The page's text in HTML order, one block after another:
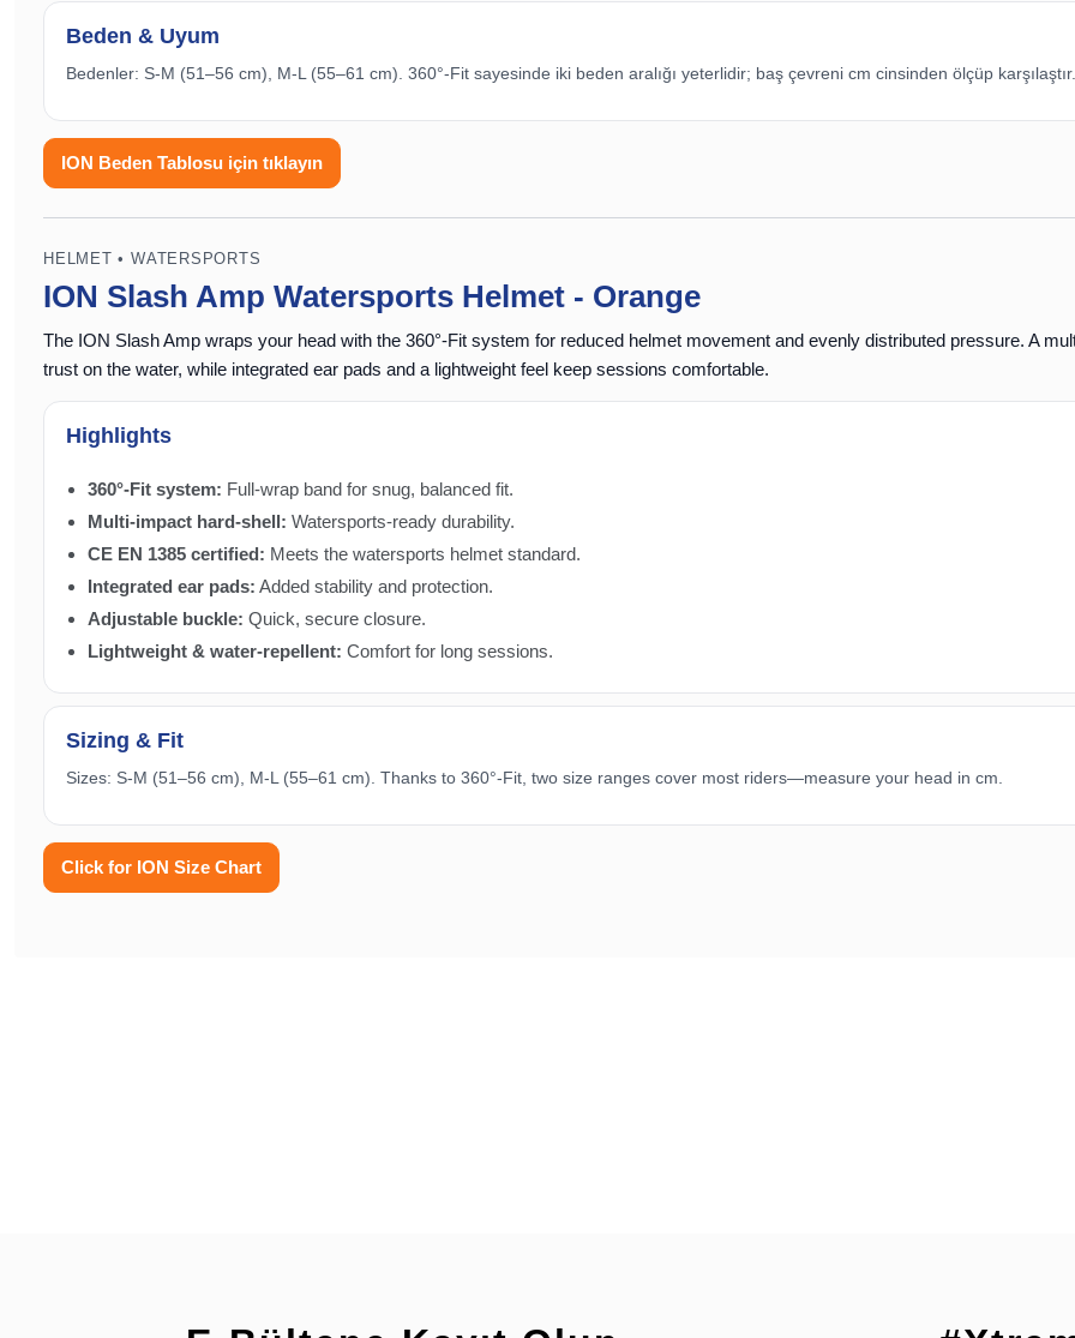
Beden & Uyum
Bedenler: S-M (51–56 cm), M-L (55–61 cm). 360°-Fit sayesinde iki beden aralığı yeterlidir; baş çevreni cm cinsinden ölçüp karşılaştır.
ION Beden Tablosu için tıklayın
HELMET • WATERSPORTS
ION Slash Amp Watersports Helmet - Orange
The ION Slash Amp wraps your head with the 360°-Fit system for reduced helmet movement and evenly distributed pressure. A
trust on the water, while integrated ear pads and a lightweight feel keep sessions comfortable.
Highlights
360°-Fit system: Full-wrap band for snug, balanced fit.
Multi-impact hard-shell: Watersports-ready durability.
CE EN 1385 certified: Meets the watersports helmet standard.
Integrated ear pads: Added stability and protection.
Adjustable buckle: Quick, secure closure.
Lightweight & water-repellent: Comfort for long sessions.
Sizing & Fit
Sizes: S-M (51–56 cm), M-L (55–61 cm). Thanks to 360°-Fit, two size ranges cover most riders—measure your head in cm.
Click for ION Size Chart